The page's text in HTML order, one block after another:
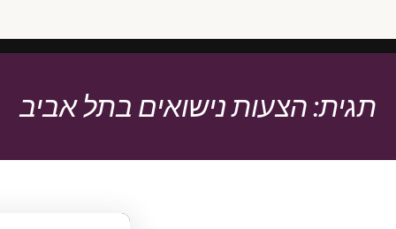
תגית:הצעות נישואים בתל אביב